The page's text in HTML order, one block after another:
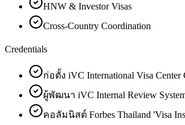
HNW & Investor Visas
Cross-Country Coordination
Credentials
ก่อตั้ง iVC International Visa Center
ผู้พัฒนา iVC Internal Review
คอลัมนิสต์ Forbes Thailand 'Visa